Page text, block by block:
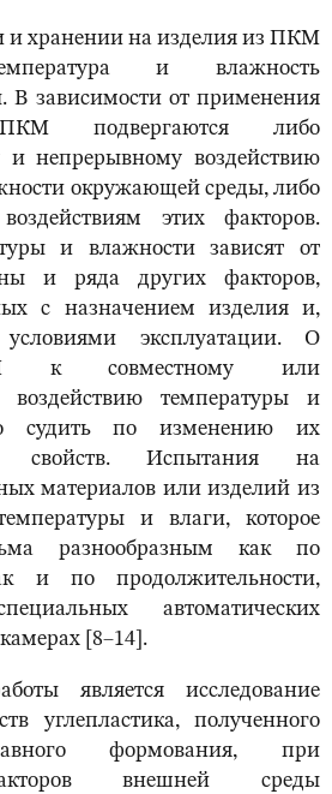
и хранении на изделия из ПКМ
и влажность
В зависимости от применения
подвергаются либо
и непрерывному воздействию
окружающей среды, либо
этих факторов.
и влажности зависят от
и ряда других факторов,
с назначением изделия и,
условиями эксплуатации. О
к совместному или
воздействию температуры и
судить по изменению их
свойств. Испытания на
материалов или изделий из
и влаги, которое
разнообразным как по
и по продолжительности,
автоматических
[8–14].
является исследование
углепластика, полученного
формования, при
внешней среды